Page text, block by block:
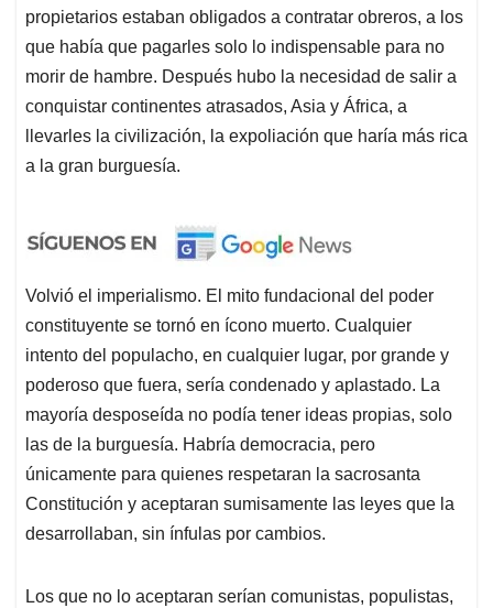
propietarios estaban obligados a contratar obreros, a los
que había que pagarles solo lo indispensable para no
morir de hambre. Después hubo la necesidad de salir a
conquistar continentes atrasados, Asia y África, a
llevarles la civilización, la expoliación que haría más rica
a la gran burguesía.
Volvió el imperialismo. El mito fundacional del poder
constituyente se tornó en ícono muerto. Cualquier
intento del populacho, en cualquier lugar, por grande y
poderoso que fuera, sería condenado y aplastado. La
mayoría desposeída no podía tener ideas propias, solo
las de la burguesía. Habría democracia, pero
únicamente para quienes respetaran la sacrosanta
Constitución y aceptaran sumisamente las leyes que la
desarrollaban, sin ínfulas por cambios.
Los que no lo aceptaran serían comunistas, populistas,